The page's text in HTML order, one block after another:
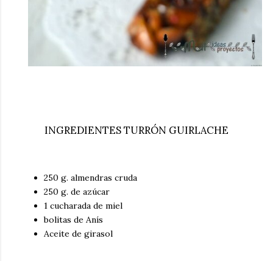
INGREDIENTES TURRÓN GUIRLACHE
250 g. almendras cruda
250 g. de azúcar
1 cucharada de miel
bolitas de Anís
Aceite de girasol